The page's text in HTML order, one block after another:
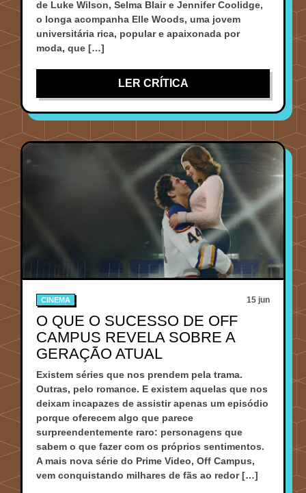
de Luke Wilson, Selma Blair e Jennifer Coolidge,
o longa acompanha Elle Woods, uma jovem
universitária rica, popular e apaixonada por
moda, que […]
LER CRÍTICA
CINEMA 15 jun
O QUE O SUCESSO DE OFF
CAMPUS REVELA SOBRE A
GERAÇÃO ATUAL
Existem séries que nos prendem pela trama.
Outras, pelo romance. E existem aquelas que nos
deixam incapazes de assistir apenas um episódio
porque oferecem algo que parece
surpreendentemente raro: personagens que
sabem o que fazer com os próprios sentimentos.
A mais nova série do Prime Video, Off Campus,
vem conquistando milhares de fãs ao redor […]